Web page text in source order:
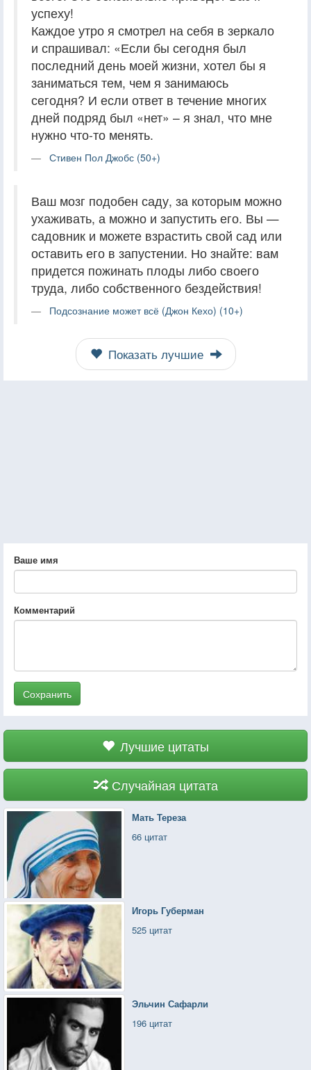
успеху!
Каждое утро я смотрел на себя в зеркало
и спрашивал: «Если бы сегодня был
последний день моей жизни, хотел бы я
заниматься тем, чем я занимаюсь
сегодня? И если ответ в течение многих
дней подряд был «нет» – я знал, что мне
нужно что-то менять.
Стивен Пол Джобс (50+)
Ваш мозг подобен саду, за которым можно
ухаживать, а можно и запустить его. Вы —
садовник и можете взрастить свой сад или
оставить его в запустении. Но знайте: вам
придется пожинать плоды либо своего
труда, либо собственного бездействия!
Подсознание может всё (Джон Кехо) (10+)
Показать лучшие
Ваше имя
Комментарий
Сохранить
Лучшие цитаты
Случайная цитата
Мать Тереза
66 цитат
Игорь Губерман
525 цитат
Эльчин Сафарли
196 цитат